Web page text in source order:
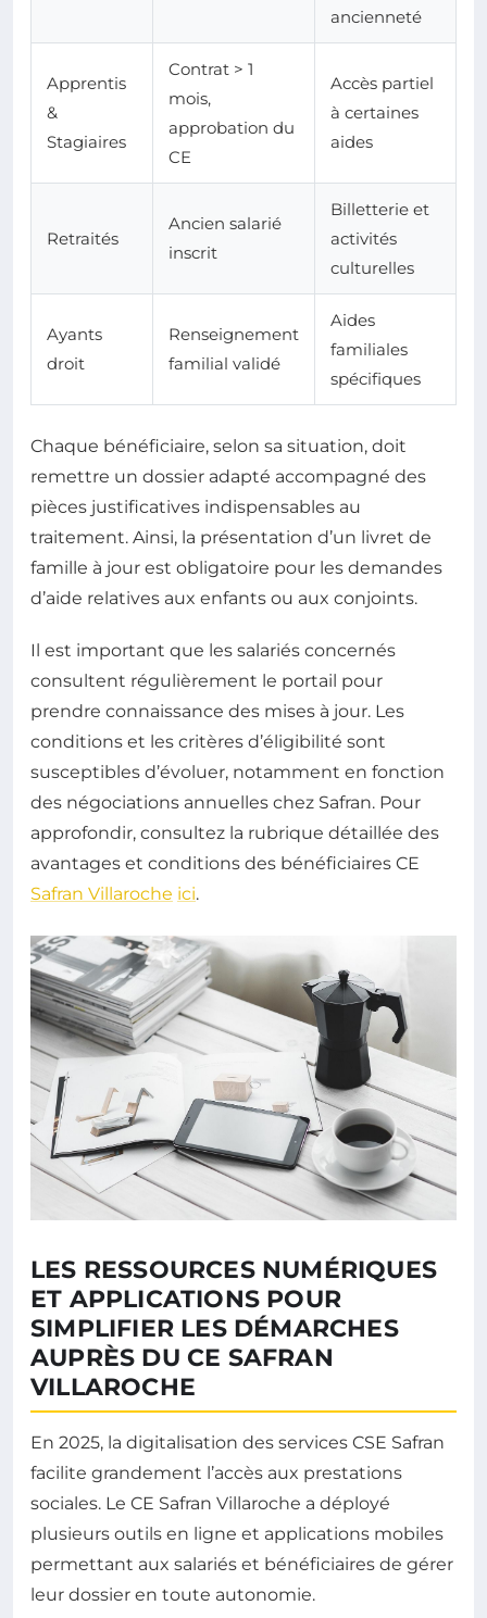
ancienneté
Apprentis
&
Stagiaires
Contrat > 1
mois,
approbation du
CE
Accès partiel
à certaines
aides
Retraités
Ancien salarié
inscrit
Billetterie et
activités
culturelles
Ayants
droit
Renseignement
familial validé
Aides
familiales
spécifiques
Chaque bénéficiaire, selon sa situation, doit
remettre un dossier adapté accompagné des
pièces justificatives indispensables au
traitement. Ainsi, la présentation d’un livret de
famille à jour est obligatoire pour les demandes
d’aide relatives aux enfants ou aux conjoints.
Il est important que les salariés concernés
consultent régulièrement le portail pour
prendre connaissance des mises à jour. Les
conditions et les critères d’éligibilité sont
susceptibles d’évoluer, notamment en fonction
des négociations annuelles chez Safran. Pour
approfondir, consultez la rubrique détaillée des
avantages et conditions des bénéficiaires CE
Safran Villaroche ici.
LES RESSOURCES NUMÉRIQUES
ET APPLICATIONS POUR
SIMPLIFIER LES DÉMARCHES
AUPRÈS DU CE SAFRAN
VILLAROCHE
En 2025, la digitalisation des services CSE Safran
facilite grandement l’accès aux prestations
sociales. Le CE Safran Villaroche a déployé
plusieurs outils en ligne et applications mobiles
permettant aux salariés et bénéficiaires de gérer
leur dossier en toute autonomie.